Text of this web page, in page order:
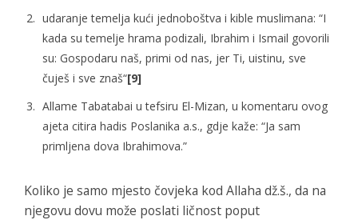
udaranje temelja kući jednoboštva i kible muslimana: “I
kada su temelje hrama podizali, Ibrahim i Ismail govorili
su: Gospodaru naš, primi od nas, jer Ti, uistinu, sve
čuješ i sve znaš“[9]
Allame Tabatabai u tefsiru El-Mizan, u komentaru ovog
ajeta citira hadis Poslanika a.s., gdje kaže: “Ja sam
primljena dova Ibrahimova.”
Koliko je samo mjesto čovjeka kod Allaha dž.š., da na
njegovu dovu može poslati ličnost poput